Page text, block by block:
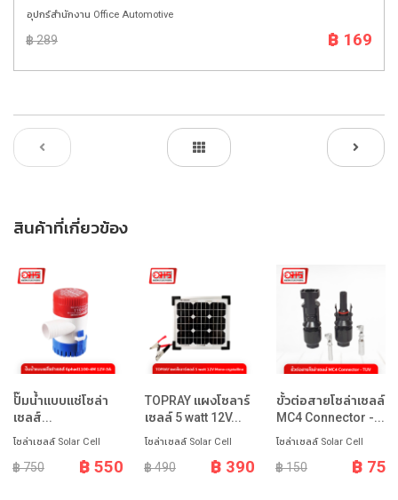
อุปกร์สำนักงาน Office Automotive
฿ 289 ฿ 169
สินค้าที่เกี่ยวข้อง
ปั๊มน้ำแบบแช่โซล่า
เซลส์...
โซล่าเซลล์ Solar Cell
฿ 750 ฿ 550
TOPRAY แผงโซลาร์
เซลล์ 5 watt 12V...
โซล่าเซลล์ Solar Cell
฿ 490 ฿ 390
ขั้วต่อสายโซล่าเซลล์
MC4 Connector -...
โซล่าเซลล์ Solar Cell
฿ 150 ฿ 75